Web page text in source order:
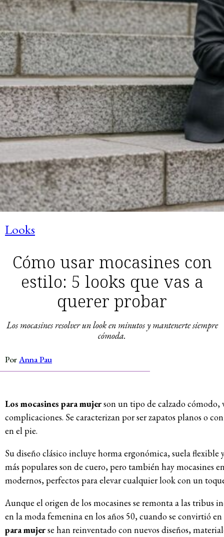
Looks
Cómo usar mocasines con
estilo: 5 looks que vas a
querer probar
Los mocasines resolver un look en minutos y mantenerte siempre
cómoda.
PorAnna Pau
Los mocasines para mujerson un tipo de calzado cómodo,
complicaciones. Se caracterizan por ser zapatos planos o
en el pie.
Su diseño clásico incluye horma ergonómica, suela flexible
más populares son de cuero, pero también hay mocasines
modernos, perfectos para elevar cualquier look con un
Aunque el origen de los mocasines se remonta a las tribus
en la moda femenina en los años 50, cuando se convirtió
para mujerse han reinventado con nuevos diseños,